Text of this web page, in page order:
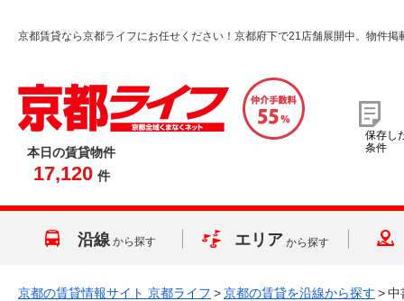
京都賃貸なら京都ライフにお任せください！京都府下で21店舗展開中。物件掲
本日の賃貸物件
17,120 件
保存し
条件
沿線 から探す エリア から探す
京都の賃貸情報サイト 京都ライフ >京都の賃貸を沿線から探す >中